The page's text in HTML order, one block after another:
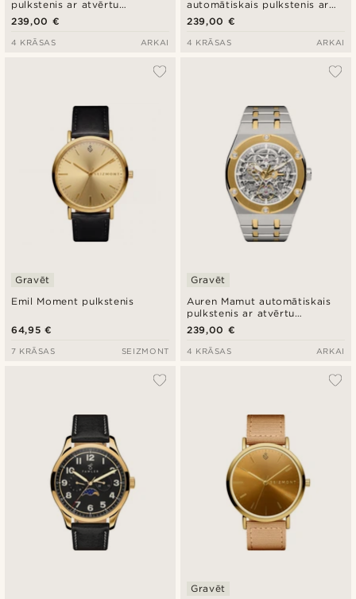
pulkstenis ar atvērtu
mehānismu zelta un sudraba
tonī
239,00 €
4 KRĀSAS ARKAI
automātiskais pulkstenis ar
atvērtu mehānismu sudraba
tonī
239,00 €
4 KRĀSAS ARKAI
Emil Moment pulkstenis
Gravēt
64,95 €
7 KRĀSAS SEIZMONT
Auren Mamut automātiskais
pulkstenis ar atvērtu
mehānismu sudraba un zelta
tonī
Gravēt
239,00 €
4 KRĀSAS ARKAI
Gravēt